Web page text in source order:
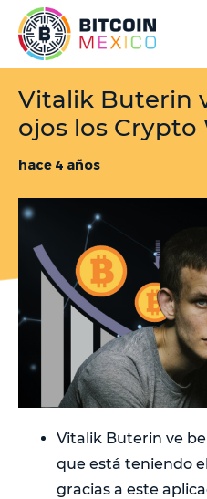
Vitalik Buterin
ojos los Crypto
hace 4 años
Vitalik Buterin ve
que está teniendo
gracias a este